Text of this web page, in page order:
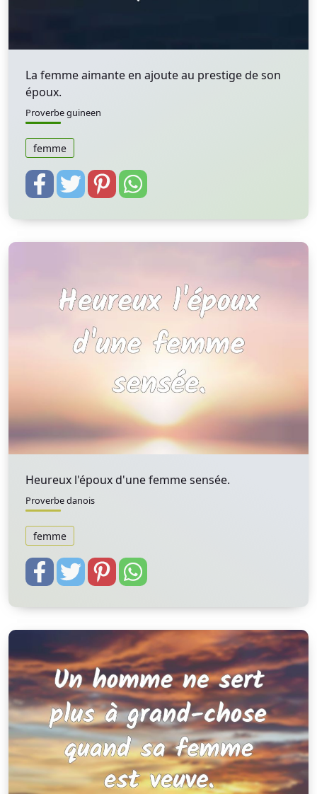
La femme aimante en ajoute au prestige de son
époux.
Proverbe guineen
femme
Heureux l'époux d'une femme sensée.
Proverbe danois
femme